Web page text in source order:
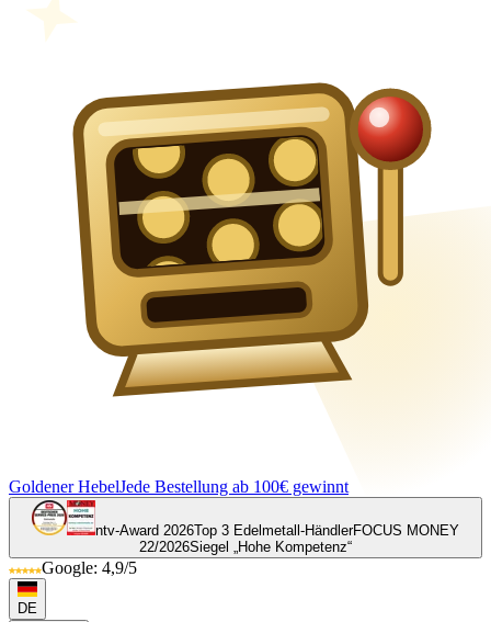
Goldener HebelJede Bestellung ab 100€ gewinnt
ntv-Award 2026Top 3 Edelmetall-HändlerFOCUS MONEY
22/2026Siegel „Hohe Kompetenz“
Google: 4,9/5
DE